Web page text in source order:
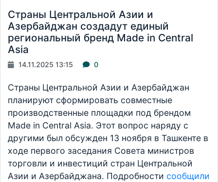
Страны Центральной Азии и
Азербайджан создадут единый
региональный бренд Made in Central
Asia
14.11.2025 13:15 0
Страны Центральной Азии и Азербайджан
планируют сформировать совместные
производственные площадки под брендом
Made in Central Asia. Этот вопрос наряду с
другими был обсужден 13 ноября в Ташкенте в
ходе первого заседания Совета министров
торговли и инвестиций стран Центральной
Азии и Азербайджана. Подробности сообщили